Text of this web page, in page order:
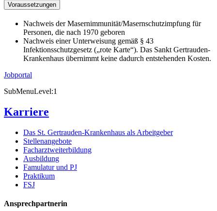
Voraussetzungen
Nachweis der Masernimmunität/Masernschutzimpfung für
Personen, die nach 1970 geboren
Nachweis einer Unterweisung gemäß § 43
Infektionsschutzgesetz („rote Karte“). Das Sankt Gertrauden-
Krankenhaus übernimmt keine dadurch entstehenden Kosten.
Jobportal
SubMenuLevel:1
Karriere
Das St. Gertrauden-Krankenhaus als Arbeitgeber
Stellenangebote
Facharztweiterbildung
Ausbildung
Famulatur und PJ
Praktikum
FSJ
Ansprechpartnerin